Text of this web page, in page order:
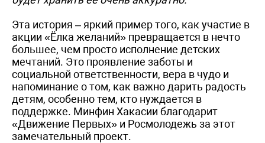
Эта история – яркий пример того, как участие в
акции «Ёлка желаний» превращается в нечто
большее, чем просто исполнение детских
мечтаний. Это проявление заботы и
социальной ответственности, вера в чудо и
напоминание о том, как важно дарить радость
детям, особенно тем, кто нуждается в
поддержке. Минфин Хакасии благодарит
«Движение Первых» и Росмолодежь за этот
замечательный проект.